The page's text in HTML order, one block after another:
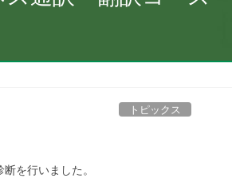
トピックス
を行いました。